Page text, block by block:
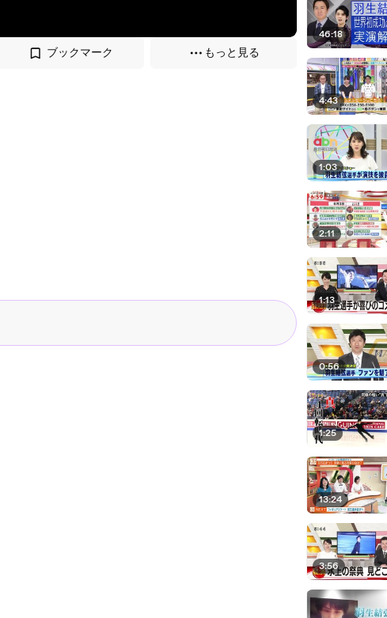
ブックマーク もっと見る
46:18
4:43
1:03
2:11
1:13
0:56
1:25
13:24
3:56